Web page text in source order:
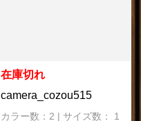
在庫切れ
camera_cozou515
カラー数：2 | サイズ数： 1